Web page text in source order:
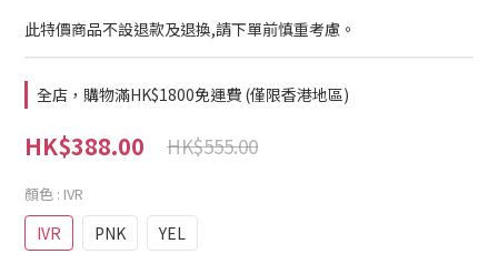
此特價商品不設退款及退換,請下單前慎重考慮。
全店，購物滿HK$1800免運費 (僅限香港地區)
HK$388.00 HK$555.00
顏色 : IVR
IVR PNK YEL